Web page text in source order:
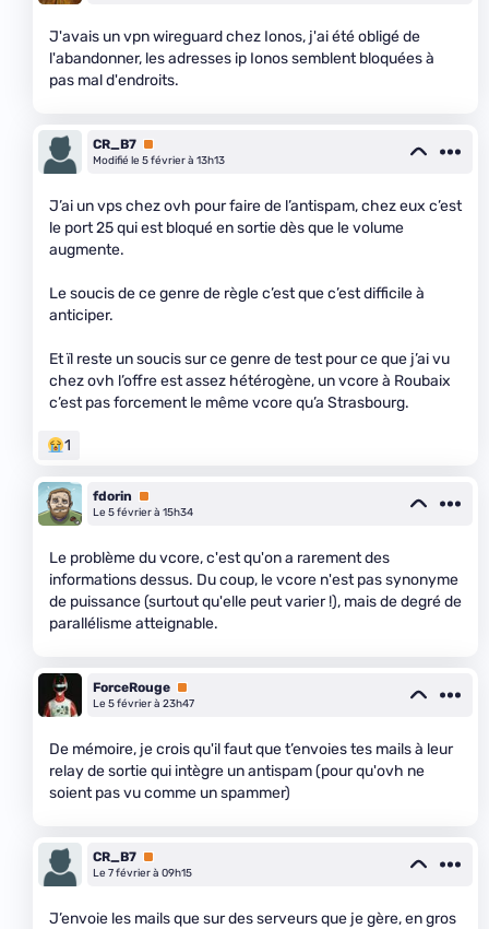
J'avais un vpn wireguard chez Ionos, j'ai été obligé de
l'abandonner, les adresses ip Ionos semblent bloquées à
pas mal d'endroits.
CR_B7 Premium
Modifié le 5 février à 13h13
J’ai un vps chez ovh pour faire de l’antispam, chez eux c’est
le port 25 qui est bloqué en sortie dès que le volume
augmente.
Le soucis de ce genre de règle c’est que c’est difficile à
anticiper.
Et ïl reste un soucis sur ce genre de test pour ce que j’ai vu
chez ovh l’offre est assez hétérogène, un vcore à Roubaix
c’est pas forcement le même vcore qu’a Strasbourg.
1
fdorin
Premium
Le 5 février à 15h34
Le problème du vcore, c'est qu'on a rarement des
informations dessus. Du coup, le vcore n'est pas synonyme
de puissance (surtout qu'elle peut varier !), mais de degré de
parallélisme atteignable.
ForceRouge Premium
Le 5 février à 23h47
De mémoire, je crois qu'il faut que t’envoies tes mails à leur
relay de sortie qui intègre un antispam (pour qu'ovh ne
soient pas vu comme un spammer)
CR_B7 Premium
Le 7 février à 09h15
J’envoie les mails que sur des serveurs que je gère, en gros